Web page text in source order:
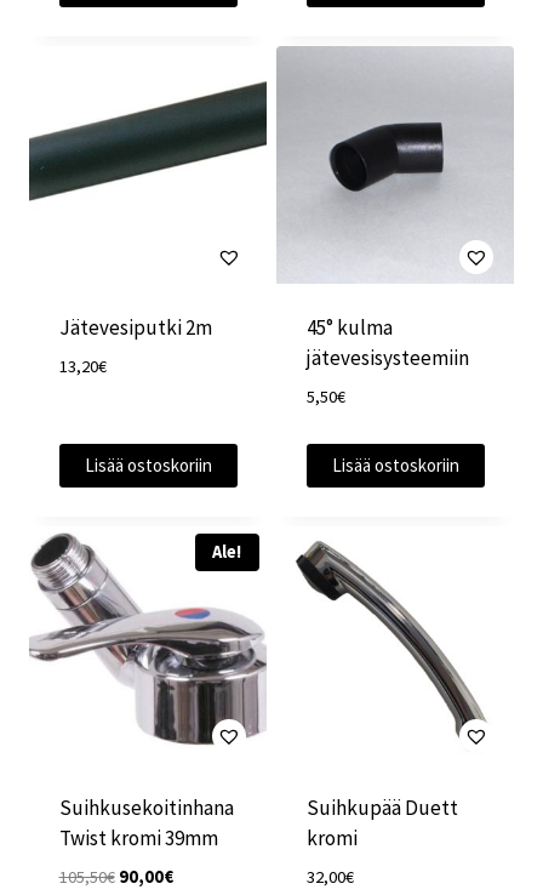
Jätevesiputki 2m
13,20€
Lisää ostoskoriin
45° kulma
jätevesisysteemiin
5,50€
Lisää ostoskoriin
Ale!
Suihkusekoitinhana
Twist kromi 39mm
105,50€ Alkuperäinen
90,00€Nykyinen
Suihkupää Duett
kromi
32,00€